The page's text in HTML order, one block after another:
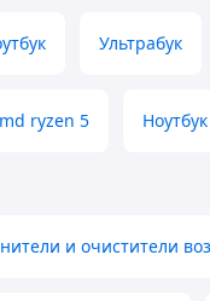
Ультрабук
ryzen 5
и очистители